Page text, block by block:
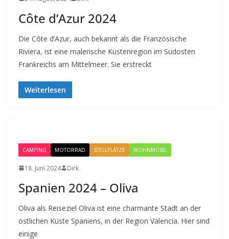
Côte d’Azur 2024
Die Côte d’Azur, auch bekannt als die Französische
Riviera, ist eine malerische Küstenregion im Südosten
Frankreichs am Mittelmeer. Sie erstreckt
Weiterlesen
CAMPING MOTORRAD STELLPLÄTZE WOHNMOBIL
18. Juni 2024 Dirk
Spanien 2024 – Oliva
Oliva als Reiseziel Oliva ist eine charmante Stadt an der
östlichen Küste Spaniens, in der Region Valencia. Hier sind
einige